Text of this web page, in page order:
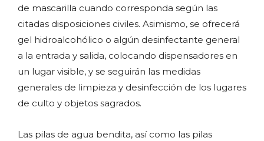
de mascarilla cuando corresponda según las
citadas disposiciones civiles. Asimismo, se ofrecerá
gel hidroalcohólico o algún desinfectante general
a la entrada y salida, colocando dispensadores en
un lugar visible, y se seguirán las medidas
generales de limpieza y desinfección de los lugares
de culto y objetos sagrados.
Las pilas de agua bendita, así como las pilas